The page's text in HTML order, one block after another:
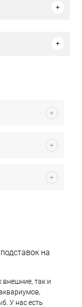
на
внешние, так и
У нас есть